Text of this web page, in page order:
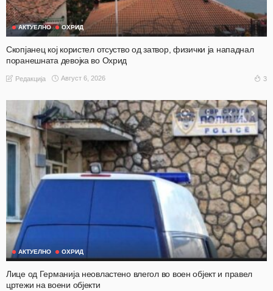
АКТУЕЛНО ОХРИД
Скопјанец кој користел отсуство од затвор, физички ја нападнал
поранешната девојка во Охрид
Редакција Август 6, 2026 3
АКТУЕЛНО ОХРИД
Лице од Германија неовластено влегол во воен објект и правел
цртежи на воени објекти